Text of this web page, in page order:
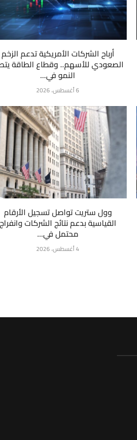
أرباح الشركات الأمريكية تدعم الزخم
الصعودي للأسهم.. وقطاع الطاقة
النمو في...
6 أغسطس، 2026
وول ستريت تواصل تسجيل الأرقام
القياسية بدعم نتائج الشركات
محتمل في...
4 أغسطس، 2026